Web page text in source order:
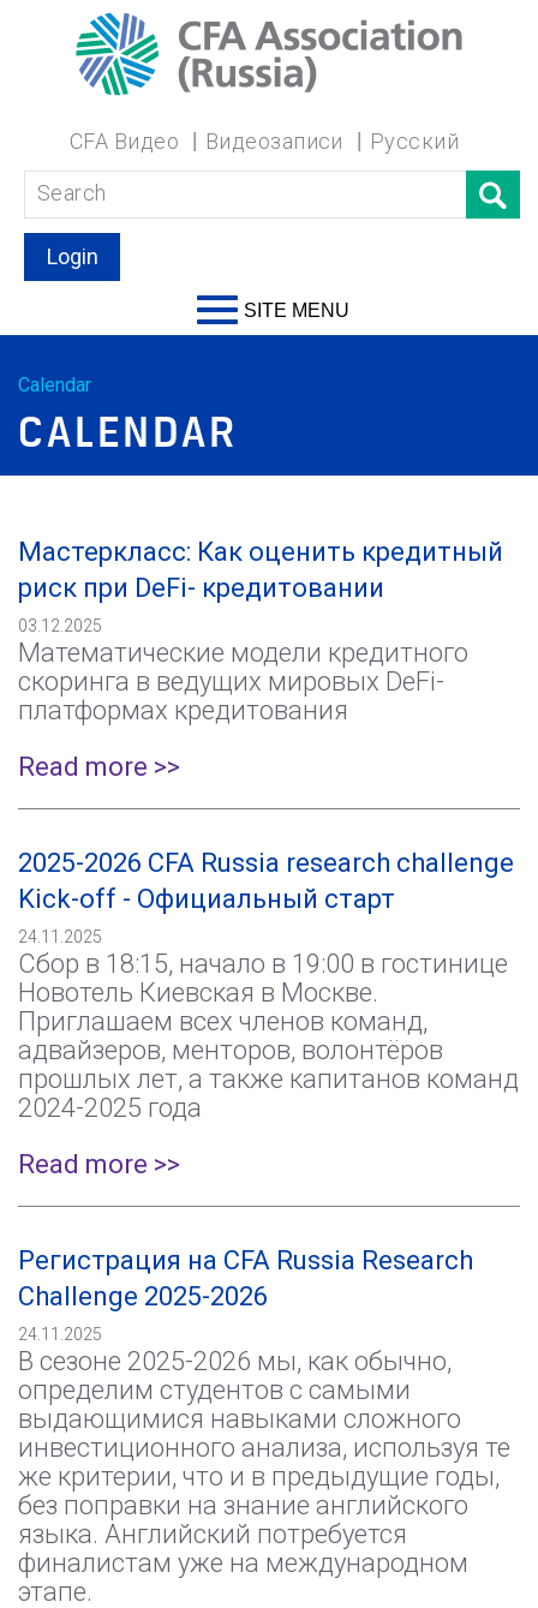
CFA Видео Видеозаписи Русский
Login
SITE MENU
Calendar
CALENDAR
Мастеркласс: Как оценить кредитный
риск при DeFi- кредитовании
03.12.2025
Математические модели кредитного
скоринга в ведущих мировых DeFi-
платформах кредитования
Read more >>
2025-2026 CFA Russia research challenge
Kick-off - Официальный старт
24.11.2025
Сбор в 18:15, начало в 19:00 в гостинице
Новотель Киевская в Москве.
Приглашаем всех членов команд,
адвайзеров, менторов, волонтёров
прошлых лет, а также капитанов команд
2024-2025 года
Read more >>
Регистрация на CFA Russia Research
Challenge 2025-2026
24.11.2025
В сезоне 2025-2026 мы, как обычно,
определим студентов с самыми
выдающимися навыками сложного
инвестиционного анализа, используя те
же критерии, что и в предыдущие годы,
без поправки на знание английского
языка. Английский потребуется
финалистам уже на международном
этапе.